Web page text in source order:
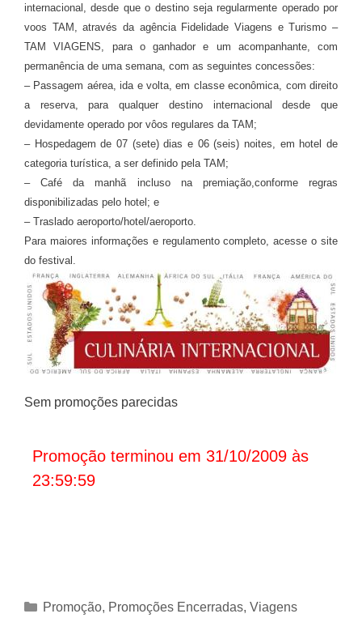
internacional, desde que o destino seja regularmente operado por
voos TAM, através da agência Fidelidade Viagens e Turismo –
TAM VIAGENS, para o ganhador e um acompanhante, com
permanência de uma semana, com as seguintes concessões:
– Passagem aérea, ida e volta, em classe econômica, com direito
a reserva, para qualquer destino internacional desde que
devidamente operado por vôos regulares da TAM;
– Hospedagem de 07 (sete) dias e 06 (seis) noites, em hotel de
categoria turística, a ser definido pela TAM;
– Café da manhã incluso na premiação,conforme regras
disponibilizadas pelo hotel; e
– Traslado aeroporto/hotel/aeroporto.
Para maiores informações e regulamento completo, acesse o site
do festival.
Sem promoções parecidas
Promoção terminou em 31/10/2009 às
23:59:59
Categorias
Promoção, Promoções Encerradas, Viagens